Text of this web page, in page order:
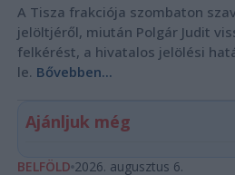
A Tisza frakciója szombaton
jelöltjéről, miután Polgár Judit
felkérést, a hivatalos jelölési
le. Bővebben...
Ajánljuk még
BELFÖLD 2026. augusztus 6.